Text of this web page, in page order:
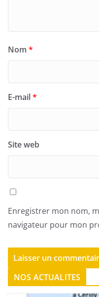
Nom *
E-mail*
Site web
Enregistrer mon nom,
navigateur pour mon
NOS ACTUALITES